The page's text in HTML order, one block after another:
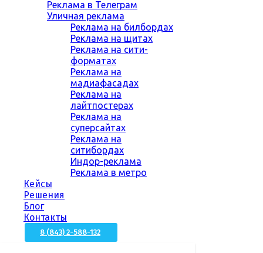
Реклама в Телеграм
Уличная реклама
Реклама на билбордах
Реклама на щитах
Реклама на сити-
форматах
Реклама на
мадиафасадах
Реклама на
лайтпостерах
Реклама на
суперсайтах
Реклама на
ситибордах
Индор-реклама
Реклама в метро
Кейсы
Решения
Блог
Контакты
8 (843) 2-588-132